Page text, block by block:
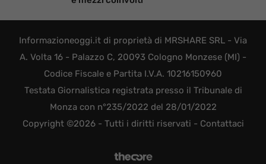
Informazioneoggi.it di proprietà di MRSHARE SRL - Via
A. Volta 16 - Palazzo C, 20093 Cologno Monzese (MI) -
Codice Fiscale e Partita I.V.A. 10216150960
Testata Giornalistica registrata presso il Tribunale di
Monza con n°235/2022 del 28/01/2022
Copyright ©2026 - Tutti i diritti riservati - Contattaci